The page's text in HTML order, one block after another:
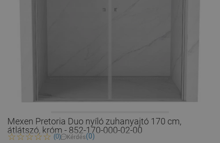
Mexen Pretoria Duo nyíló zuhanyajtó 170 cm,
átlátszó, króm - 852-170-000-02-00
(0) Kérdés(0)